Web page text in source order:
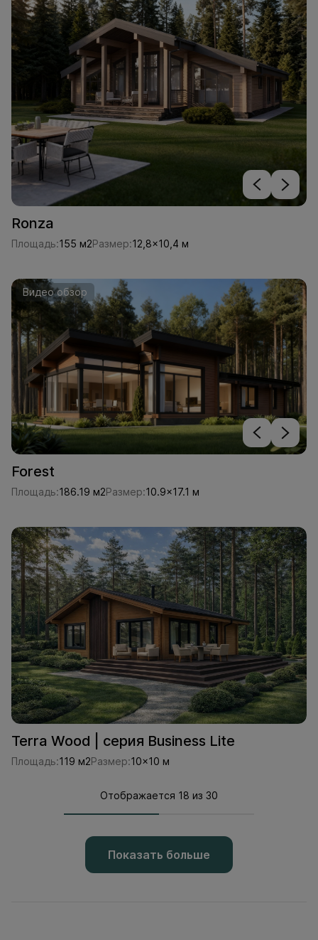
Ronza
Площадь:155 м2Размер:12,8x10,4 м
Видео обзор
Forest
Площадь:186.19 м2Размер:10.9x17.1 м
Terra Wood | серия Business Lite
Площадь:119 м2Размер:10x10 м
Отображается 18 из 30
Показать больше